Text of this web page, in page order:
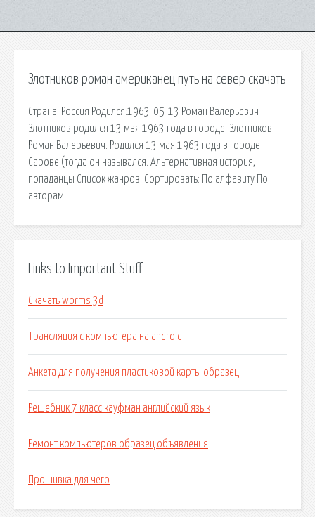
Злотников роман американец путь на север скачать
Страна: Россия Родился:1963-05-13 Роман Валерьевич
Злотников родился 13 мая 1963 года в городе. Злотников
Роман Валерьевич. Родился 13 мая 1963 года в городе
Сарове (тогда он назывался. Альтернативная история,
попаданцы Список жанров. Сортировать: По алфавиту По
авторам.
Links to Important Stuff
Скачать worms 3d
Трансляция с компьютера на android
Анкета для получения пластиковой карты образец
Решебник 7 класс кауфман английский язык
Ремонт компьютеров образец объявления
Прошивка для чего